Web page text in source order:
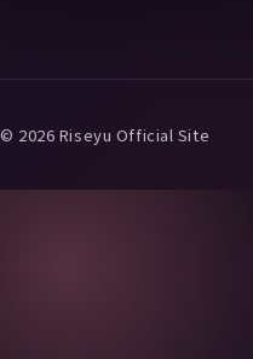
© 2026 Riseyu Official Site